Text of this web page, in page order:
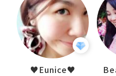
♥Eunice♥